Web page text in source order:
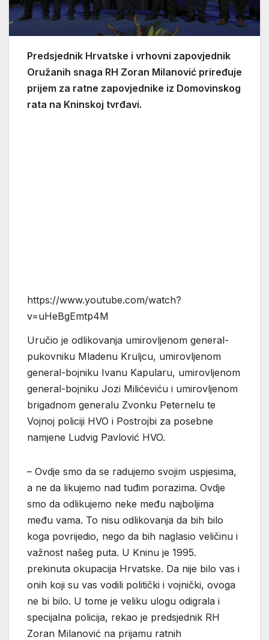
Predsjednik Hrvatske i vrhovni zapovjednik
Oružanih snaga RH Zoran Milanović priređuje
prijem za ratne zapovjednike iz Domovinskog
rata na Kninskoj tvrđavi.
https://www.youtube.com/watch?
v=uHeBgEmtp4M
Uručio je odlikovanja umirovljenom general-
pukovniku Mladenu Kruljcu, umirovljenom
general-bojniku Ivanu Kapularu, umirovljenom
general-bojniku Jozi Milićeviću i umirovljenom
brigadnom generalu Zvonku Peternelu te
Vojnoj policiji HVO i Postrojbi za posebne
namjene Ludvig Pavlović HVO.
– Ovdje smo da se radujemo svojim uspjesima,
a ne da likujemo nad tuđim porazima. Ovdje
smo da odlikujemo neke među najboljima
među vama. To nisu odlikovanja da bih bilo
koga povrijedio, nego da bih naglasio veličinu i
važnost našeg puta. U Kninu je 1995.
prekinuta okupacija Hrvatske. Da nije bilo vas i
onih koji su vas vodili politički i vojnički, ovoga
ne bi bilo. U tome je veliku ulogu odigrala i
specijalna policija, rekao je predsjednik RH
Zoran Milanović na prijamu ratnih